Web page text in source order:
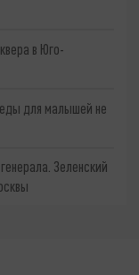
в Юго-
для малышей не
Зеленский